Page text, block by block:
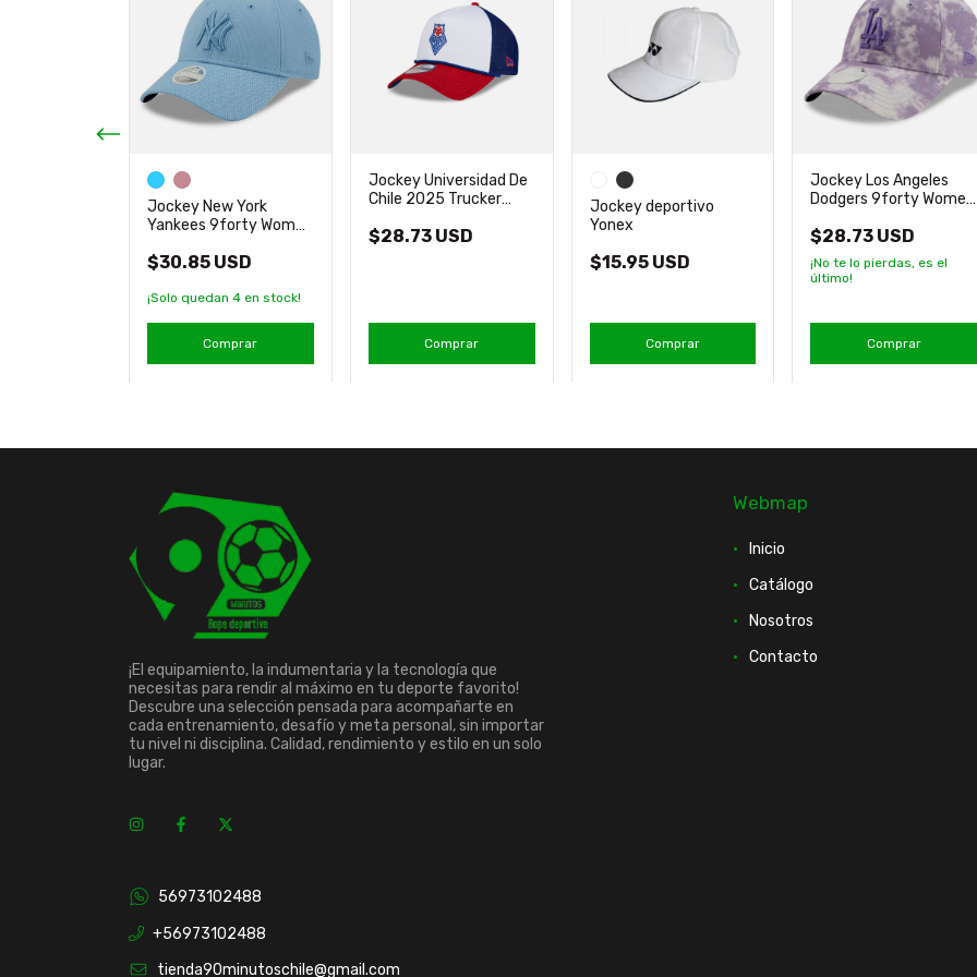
Jockey New York
Yankees 9forty Women
Era
$30.85 USD
¡Solo quedan 4 en stock!
Comprar
Jockey Universidad De
Chile 2025 Trucker
$28.73 USD
Comprar
Jockey deportivo
Yonex
$15.95 USD
Comprar
Jockey Los Angeles
Dodgers 9forty Women
$28.73 USD
¡No te lo pierdas, es el
último!
Comprar
¡El equipamiento, la indumentaria y la tecnología que
necesitas para rendir al máximo en tu deporte favorito!
Descubre una selección pensada para acompañarte en
cada entrenamiento, desafío y meta personal, sin importar
tu nivel ni disciplina. Calidad, rendimiento y estilo en un solo
lugar.
56973102488
+56973102488
tienda90minutoschile@gmail.com
Webmap
Inicio
Catálogo
Nosotros
Contacto